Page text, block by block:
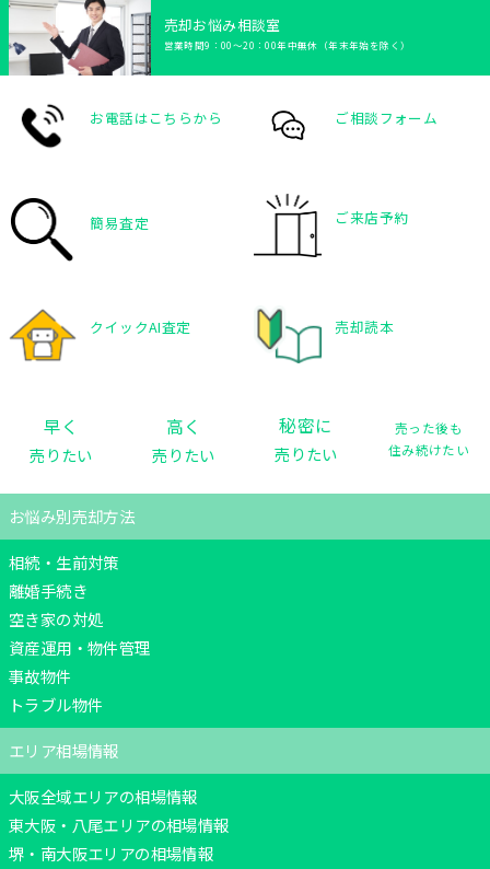
売却お悩み相談室
営業時間9：00〜20：00年中無休（年末年始を除く）
お電話はこちらから ご相談フォーム
簡易査定 ご来店予約
クイックAI査定 売却読本
早く
売りたい
高く
売りたい
秘密に
売りたい
売った後も
住み続けたい
お悩み別売却方法
相続・生前対策
離婚手続き
空き家の対処
資産運用・物件管理
事故物件
トラブル物件
エリア相場情報
大阪全域エリアの相場情報
東大阪・八尾エリアの相場情報
堺・南大阪エリアの相場情報